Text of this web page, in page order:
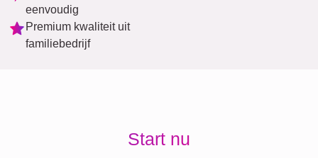
eenvoudig
Premium kwaliteit uit
familiebedrijf
Start nu